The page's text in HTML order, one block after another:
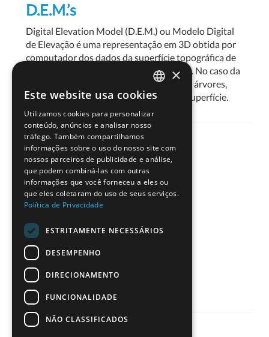
D.E.M.’s
Digital Elevation Model (D.E.M.) ou Modelo Digital
de Elevação é uma representação em 3D obtida por
computador dos dados da superfície topográfica de
um planeta, satélite natural ou asteroide. No caso da
Terra, o D.E.M. de uma dada região exclui árvores,
edifícios e quaisquer outros objetos de superfície.
Partilhe
PORTUGUESE
ENGLISH
×
Este website usa cookies
Utilizamos cookies para personalizar
conteúdo, anúncios e analisar nosso
tráfego. Também compartilhamos
informações sobre o uso do nosso site com
nossos parceiros de publicidade e análise,
que podem combiná-las com outras
informações que você forneceu a eles ou
que eles coletaram do uso de seus serviços.
Política de Privacidade
ESTRITAMENTE NECESSÁRIOS
DESEMPENHO
DIRECIONAMENTO
FUNCIONALIDADE
NÃO CLASSIFICADOS